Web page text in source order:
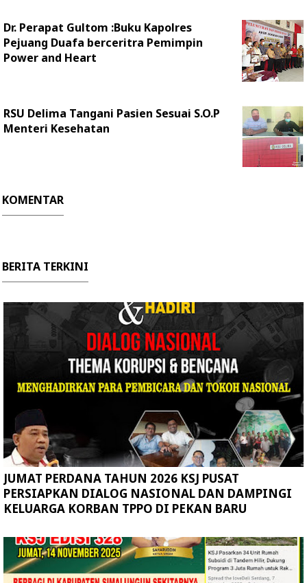
Dr. Perapat Gultom :Buku Kapolres
Pejuang Duafa berceritra Pemimpin
Power and Heart
RSU Delima Tangani Pasien Sesuai S.O.P
Menteri Kesehatan
KOMENTAR
BERITA TERKINI
JUMAT PERDANA TAHUN 2026 KSJ PUSAT
PERSIAPKAN DIALOG NASIONAL DAN DAMPINGI
KELUARGA KORBAN TPPO DI PEKAN BARU